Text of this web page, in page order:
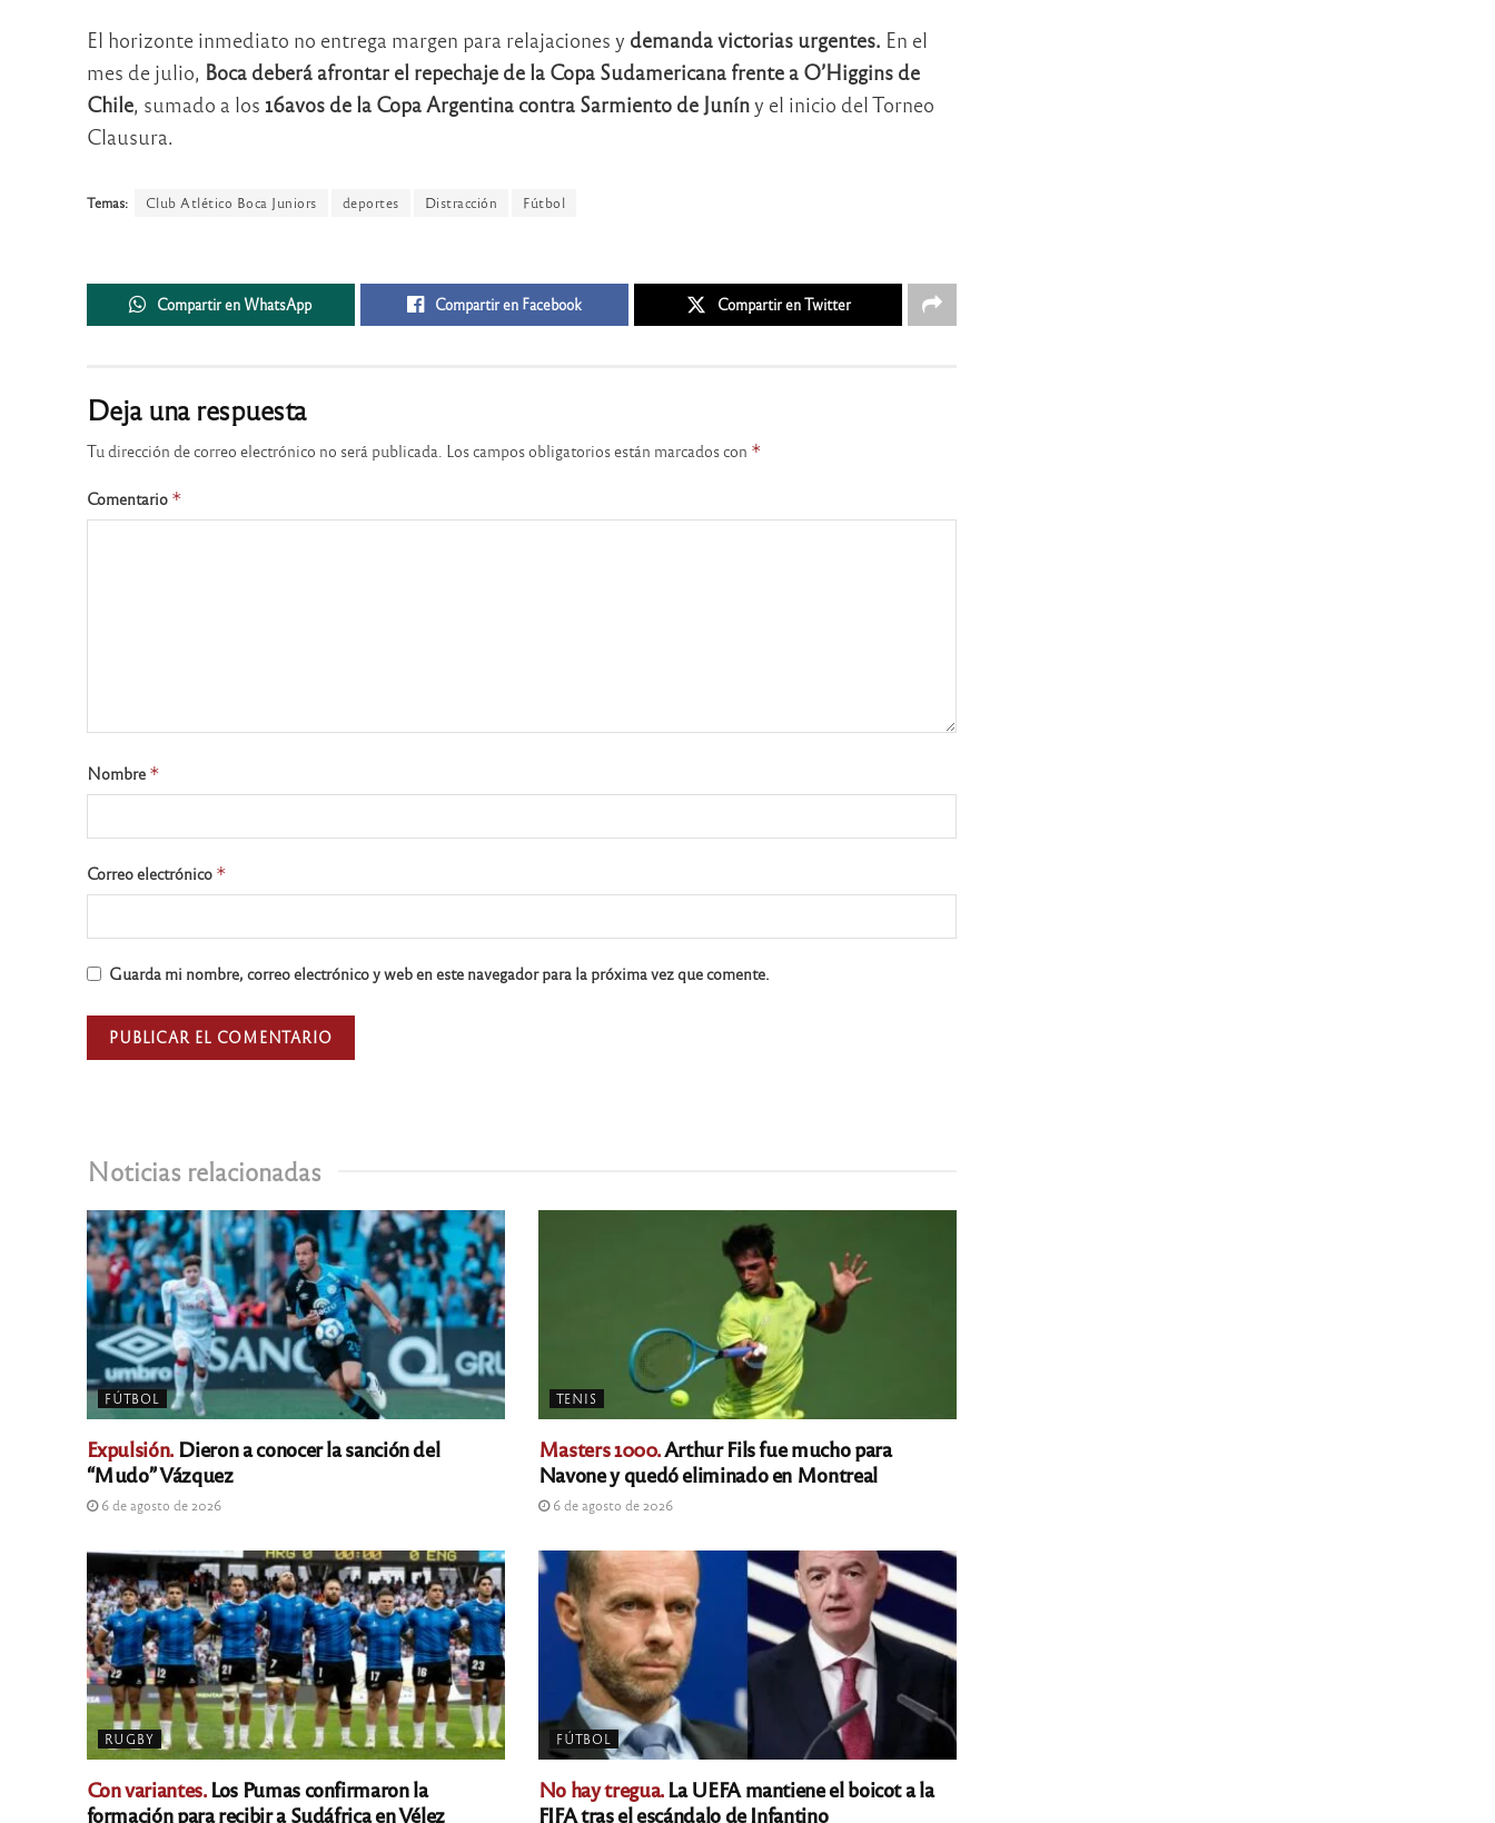
El horizonte inmediato no entrega margen para relajaciones y demanda victorias urgentes. En el
mes de julio, Boca deberá afrontar el repechaje de la Copa Sudamericana frente a O’Higgins de
Chile, sumado a los 16avos de la Copa Argentina contra Sarmiento de Juníny el inicio del Torneo
Clausura.
Temas: Club Atlético Boca Juniors deportes Distracción Fútbol
Compartir en WhatsApp Compartir en Facebook Compartir en Twitter
Noticias relacionadas
FÚTBOL
Expulsión.Dieron a conocer la sanción del
“Mudo” Vázquez
6 de agosto de 2026
TENIS
Masters 1000.Arthur Fils fue mucho para
Navone y quedó eliminado en Montreal
6 de agosto de 2026
RUGBY
Con variantes.Los Pumas confirmaron la
formación para recibir a Sudáfrica en Vélez
FÚTBOL
No hay tregua.La UEFA mantiene el boicot a la
FIFA tras el escándalo de Infantino
Deja una respuesta
Tu dirección de correo electrónico no será publicada. Los campos obligatorios están marcados con *
Comentario *
Nombre *
Correo electrónico *
Guarda mi nombre, correo electrónico y web en este navegador para la próxima vez que comente.